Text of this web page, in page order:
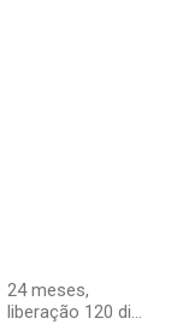
24 meses,
liberação 120 di…